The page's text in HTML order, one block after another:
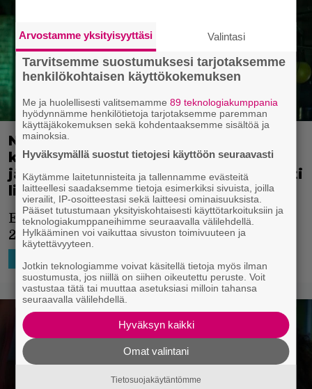
Nyt Netflixissä: Michael Keaton palasi
kasarin hittirooliinsa 36 vuoden
jälkeen – neljän tähden jatko-osa niitti
lippuluukuilla 452 miljoonaa
Elokuva nähtiin valkokankailla syksyllä
2024.
Arvostamme yksityisyyttäsi Valintasi
Tarvitsemme suostumuksesi tarjotaksemme
henkilökohtaisen käyttökokemuksen
Me ja huolellisesti valitsemamme89 teknologiakumppania
hyödynnämme henkilötietoja tarjotaksemme paremman
käyttäjäkokemuksen sekä kohdentaaksemme sisältöä ja
mainoksia.
Hyväksymällä suostut tietojesi käyttöön seuraavasti
Käytämme laitetunnisteita ja tallennamme evästeitä
laitteellesi saadaksemme tietoja esimerkiksi sivuista, joilla
vierailit, IP-osoitteestasi sekä laitteesi ominaisuuksista.
Pääset tutustumaan yksityiskohtaisesti käyttötarkoituksiin ja
teknologiakumppaneihimme seuraavalla välilehdellä.
Hylkääminen voi vaikuttaa sivuston toimivuuteen ja
käytettävyyteen.
Jotkin teknologiamme voivat käsitellä tietoja myös ilman
suostumusta, jos niillä on siihen oikeutettu peruste. Voit
vastustaa tätä tai muuttaa asetuksiasi milloin tahansa
seuraavalla välilehdellä.
Hyväksyn kaikki
Omat valintani
Tietosuojakäytäntömme